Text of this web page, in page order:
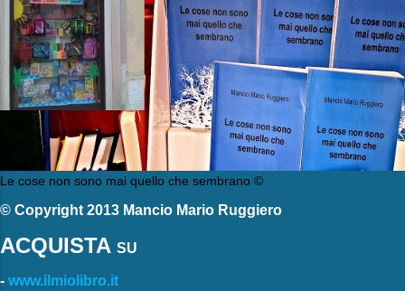
Le cose non sono mai quello che sembrano ©
© Copyright 2013 Mancio Mario Ruggiero
ACQUISTA SU
- www.ilmiolibro.it